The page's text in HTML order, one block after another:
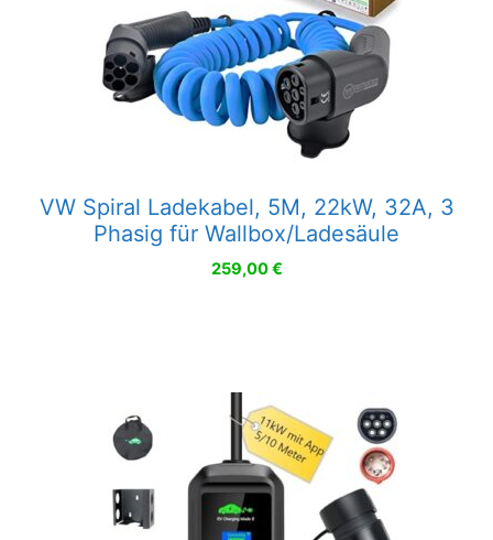
VW Spiral Ladekabel, 5M, 22kW, 32A, 3
Phasig für Wallbox/Ladesäule
259,00€